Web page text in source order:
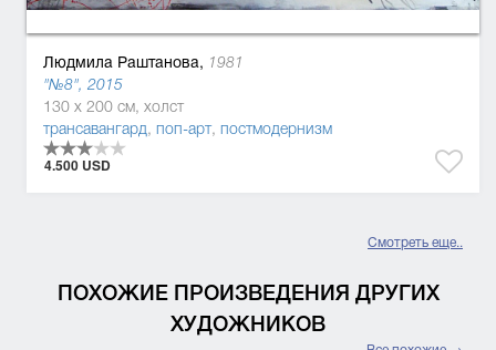
Людмила Раштанова, 1981
"№8", 2015
130 x 200 см, холст
трансавангард, поп-арт, постмодернизм
4.500 USD
Смотреть еще..
ПОХОЖИЕ ПРОИЗВЕДЕНИЯ ДРУГИХ
ХУДОЖНИКОВ